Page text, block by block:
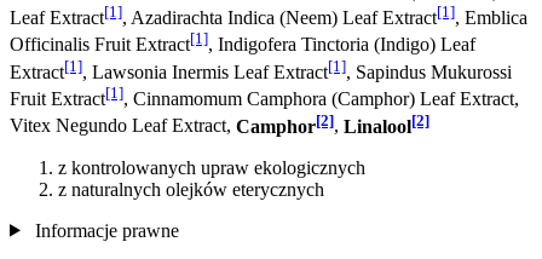
Leaf Extract[1], Azadirachta Indica (Neem) Leaf Extract[1], Emblica
Officinalis Fruit Extract[1], Indigofera Tinctoria (Indigo) Leaf
Extract[1], Lawsonia Inermis Leaf Extract[1], Sapindus Mukurossi
Fruit Extract[1], Cinnamomum Camphora (Camphor) Leaf Extract,
Vitex Negundo Leaf Extract, Camphor[2], Linalool[2]
z kontrolowanych upraw ekologicznych
z naturalnych olejków eterycznych
Informacje prawne